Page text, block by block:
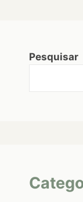
Pesquisar